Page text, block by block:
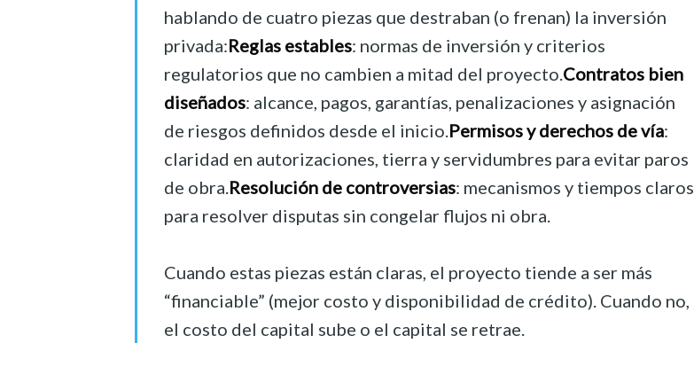
hablando de cuatro piezas que destraban (o frenan) la inversión
privada:Reglas estables: normas de inversión y criterios
regulatorios que no cambien a mitad del proyecto.Contratos bien
diseñados: alcance, pagos, garantías, penalizaciones y asignación
de riesgos definidos desde el inicio.Permisos y derechos de vía:
claridad en autorizaciones, tierra y servidumbres para evitar paros
de obra.Resolución de controversias: mecanismos y tiempos claros
para resolver disputas sin congelar flujos ni obra.
Cuando estas piezas están claras, el proyecto tiende a ser más
“financiable” (mejor costo y disponibilidad de crédito). Cuando no,
el costo del capital sube o el capital se retrae.